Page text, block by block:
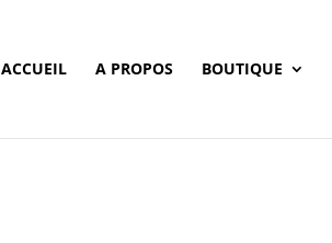
ACCUEIL A PROPOS BOUTIQUE